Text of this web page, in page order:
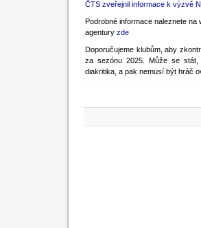
ČTS zveřejnil informace k výzvě
Podrobné informace naleznete
agentury zde
Doporučujeme klubům, aby
za sezónu 2025. Může se
diakritika, a pak nemusí být hráč